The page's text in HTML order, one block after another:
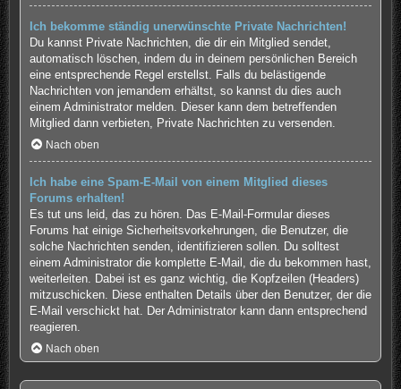
Ich bekomme ständig unerwünschte Private Nachrichten!
Du kannst Private Nachrichten, die dir ein Mitglied sendet,
automatisch löschen, indem du in deinem persönlichen Bereich
eine entsprechende Regel erstellst. Falls du belästigende
Nachrichten von jemandem erhältst, so kannst du dies auch
einem Administrator melden. Dieser kann dem betreffenden
Mitglied dann verbieten, Private Nachrichten zu versenden.
Nach oben
Ich habe eine Spam-E-Mail von einem Mitglied dieses
Forums erhalten!
Es tut uns leid, das zu hören. Das E-Mail-Formular dieses
Forums hat einige Sicherheitsvorkehrungen, die Benutzer, die
solche Nachrichten senden, identifizieren sollen. Du solltest
einem Administrator die komplette E-Mail, die du bekommen hast,
weiterleiten. Dabei ist es ganz wichtig, die Kopfzeilen (Headers)
mitzuschicken. Diese enthalten Details über den Benutzer, der die
E-Mail verschickt hat. Der Administrator kann dann entsprechend
reagieren.
Nach oben